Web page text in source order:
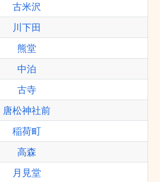
古米沢
川下田
熊堂
中泊
古寺
唐松神社前
稲荷町
高森
月見堂